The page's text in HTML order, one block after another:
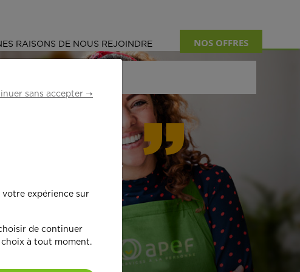
RAISONS DE NOUS REJOINDRE NOS OFFRES
ur !
sans accepter ➝
expérience sur
de continuer
à tout moment.